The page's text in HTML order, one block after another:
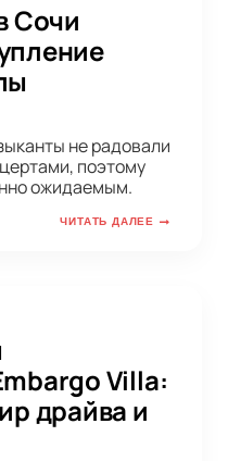
Сочи
не радовали
поэтому
ожидаемым.
ЧИТАТЬ ДАЛЕЕ
Villa:
драйва и